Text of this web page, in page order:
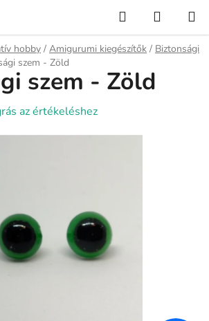
KeresésKOSÁR
hobby / Amigurumi kiegészítők / Biztonsági
szem - Zöld
szem - Zöld
az értékeléshez